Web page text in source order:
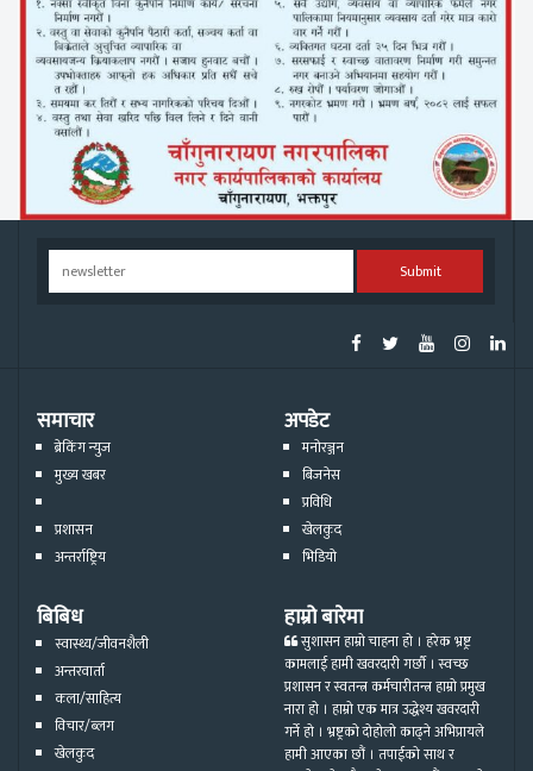
Submit
समाचार
ब्रेकिंग न्युज
मुख्य खबर
प्रशासन
अन्तर्राष्ट्रिय
अपडेट
मनोरञ्जन
बिजनेस
प्रविधि
खेलकुद
भिडियो
बिबिध
स्वास्थ्य/जीवनशैली
अन्तरवार्ता
कला/साहित्य
विचार/ब्लग
खेलकुद
हाम्रो बारेमा
सुशासन हाम्रो चाहना हो । हरेक भ्रष्ट्र
कामलाई हामी खवरदारी गर्छौ । स्वच्छ
प्रशासन र स्वतन्त्र कर्मचारीतन्त्र हाम्रो प्रमुख
नारा हो । हाम्रो एक मात्र उद्धेश्य खवरदारी
गर्ने हो । भ्रष्ट्रको दोहोलो काढ्ने अभिप्रायले
हामी आएका छौं । तपाईको साथ र